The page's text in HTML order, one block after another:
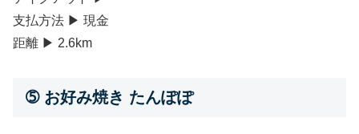
支払方法 ▶ 現金
距離 ▶ 2.6km
➄ お好み焼き たんぽぽ